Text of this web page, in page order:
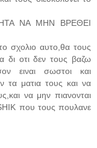
ΝΑ ΜΗΝ ΒΡΕΘΕΙ
σχολιο αυτο,θα τους
οτι δεν τους βαζω
ειναι σωστοι και
τα ματια τους και να
να μην πιανονται
που τους πουλανε